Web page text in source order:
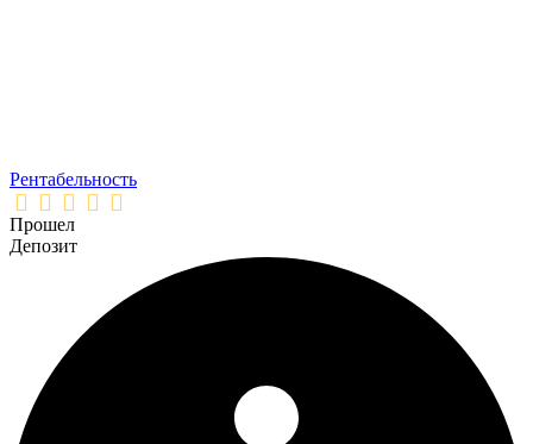
Рентабельность
Прошел
Депозит